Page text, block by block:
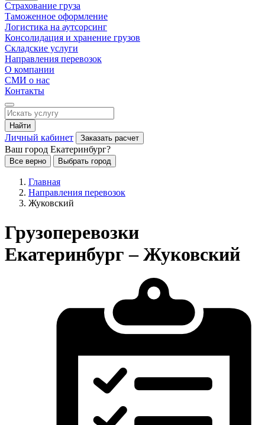
Страхование груза
Таможенное оформление
Логистика на аутсорсинг
Консолидация и хранение грузов
Складские услуги
Направления перевозок
О компании
СМИ о нас
Контакты
Найти
Личный кабинет Заказать расчет
Ваш город Екатеринбург?
Все верно Выбрать город
Главная
Направления перевозок
Жуковский
Грузоперевозки
Екатеринбург – Жуковский